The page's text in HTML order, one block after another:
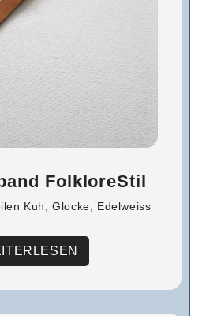
FolkloreStil
Kuh, Glocke, Edelweiss